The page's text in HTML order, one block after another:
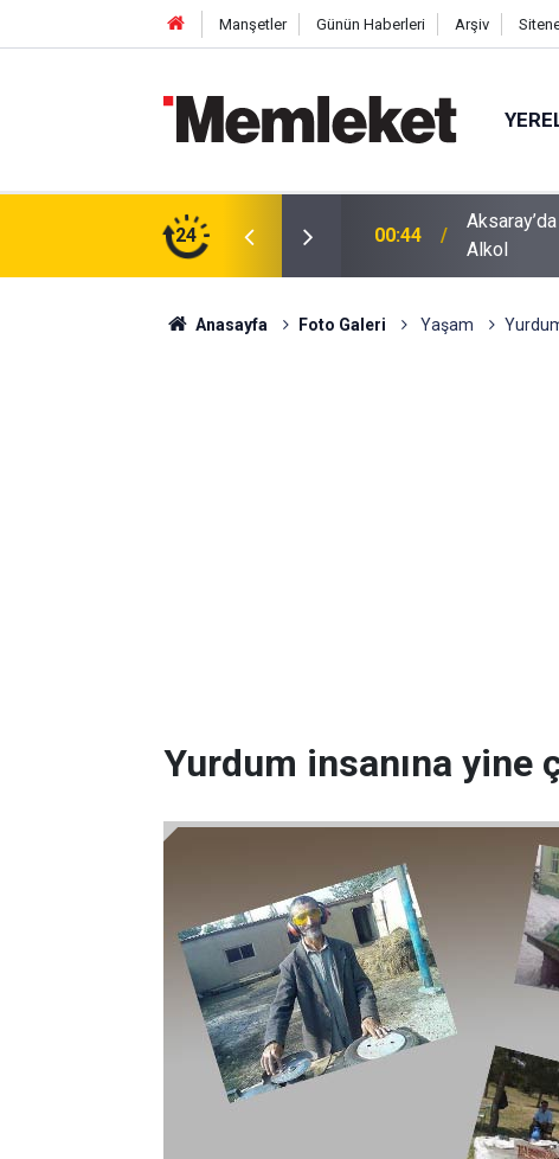
Manşetler Günün Haberleri Arşiv
24
Otomobilde Şoke Eden Sonuç: 1.89 Promil
00:41 Polatlı-
Anasayfa Foto Galeri Yaşam
Yurdum insanına yine